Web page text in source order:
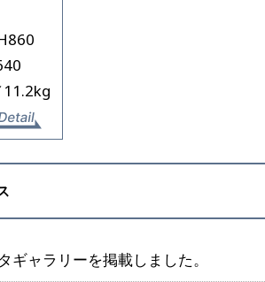
ャラリーを掲載しました。